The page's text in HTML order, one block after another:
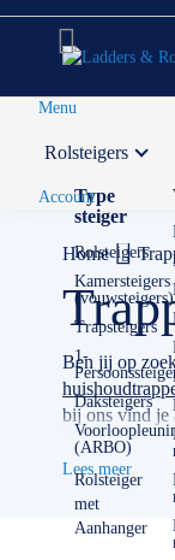
Menu
Rolsteigers
Type
steiger
Rolsteigers
Kamersteigers
(vouwsteigers)
Trapsteigers
1-
Daksteigers
(ARBO)
Rolsteiger
met
Aanhanger
Account
Home
Ben jij op
bij ons vind je
Wij leveren
verschillende
incidenteel
Ga voor
Lees meer